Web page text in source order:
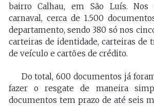
bairro Calhau, em São Luís.
carnaval, cerca de 1.500
departamento, sendo 380 só nos
carteiras de identidade, carteiras de
de veículo e cartões de crédito.
Do total, 600 documentos já
fazer o resgate de maneira
documentos tem prazo de até seis